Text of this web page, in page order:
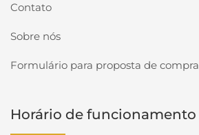
Contato
Sobre nós
Formulário para proposta de compra
Horário de funcionamento